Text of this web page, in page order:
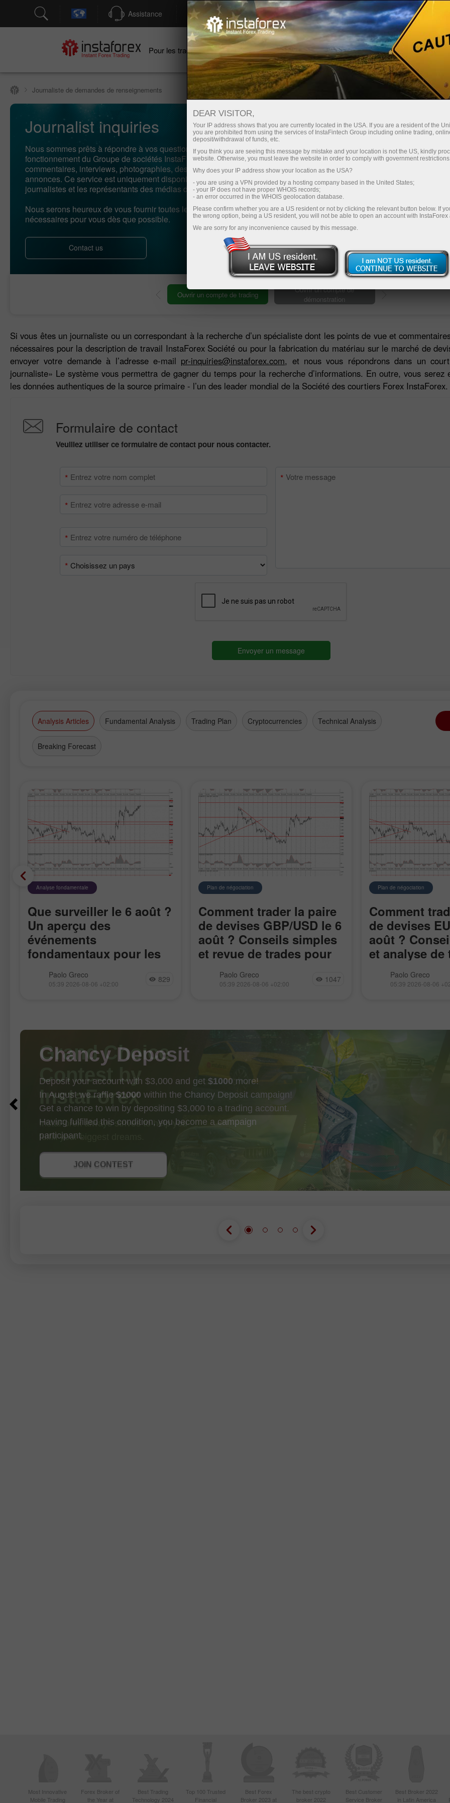
Assistance Ouverture rapide de compte Plateforme de trading
Pour les traders
Pour les traders
débutants
Pour les
investisseurs
Pour les
partenaires
Journaliste de demandes de renseignements
Journalist inquiries
Nous sommes prêts à répondre à vos questions concernant le
fonctionnement du Groupe de sociétés InstaFintech des: faits,
commentaires, interviews, photographies, des nouvelles et des
annonces. Ce service est uniquement disponible pour les
journalistes et les représentants des médias de masse.
Nous serons heureux de vous fournir toutes les informations
nécessaires pour vous dès que possible.
Contact us
Si vous êtes un journaliste ou un correspondant à la recherche d’un spécialiste dont les points de vue et
nécessaires pour la description de travail InstaForex Société ou pour la fabrication du matériau sur le marché de
envoyer votre demande à l’adresse e-mail pr-inquiries@instaforex.com, et nous vous répondrons dans un court
journaliste» Le système vous permettra de gagner du temps pour la recherche d’informations. En outre, vous serez
les données authentiques de la source primaire - l’un des leader mondial de la Société des courtiers Forex InstaForex.
Formulaire de contact
Veuillez utiliser ce formulaire de contact pour nous contacter.
Analysis Articles Fundamental Analysis Trading Plan Cryptocurrencies Technical Analysis
Breaking Forecast
Analyse fondamentale
Que surveiller le 6 août ?
Un aperçu des
événements
fondamentaux pour les
débutants
Relativement peu de publications
macroéconomiques sont prévues pour
inscriptions hebdomadaires
Paolo Greco
05:39 2026-08-06 +02:00 829
Plan de négociation
Comment trader la paire
de devises GBP/USD le 6
août ? Conseils simples
et revue de trades pour
débutants
La paire GBP/USD a également
poursuivi mercredi un mouvement
qu’une nouvelle fois, le conflit
Paolo Greco
05:39 2026-08-06 +02:00 1047
Plan de négociation
Comment
de devises
août ?
et analyse de
pour les
La paire de devises
poursuivi mercredi
Paolo Greco
05:39 2026-08-06
JOIN CONTEST
Chancy Deposit
Deposit your account with $3,000 and get $1000 more!
In August we raffle $1000 within the Chancy Deposit campaign!
Get a chance to win by depositing $3,000 to a trading account.
Having fulfilled this condition, you become a campaign
participant.
JOIN CONTEST
GET BONUS
Bonus de 30%
Bonus de Club InstaForex
Most Innovative
Mobile Trading
Forex Broker of
the Year at
Best Trading
Technology 2024
Top 100 Trusted
Financial
Best Forex
Broker 2023 at
The best crypto
broker 2022
Best Customer
Service Broker
Best Broker 2022
in Latin America
DEAR VISITOR,
Your IP address shows that you are currently located in the USA. If you are a resident of the
you are prohibited from using the services of InstaFintech Group including online trading,
deposit/withdrawal of funds, etc.
If you think you are seeing this message by mistake and your location is not the US, kindly
website. Otherwise, you must leave the website in order to comply with government
Why does your IP address show your location as the USA?
- you are using a VPN provided by a hosting company based in the United States;
- your IP does not have proper WHOIS records;
- an error occurred in the WHOIS geolocation database.
Please confirm whether you are a US resident or not by clicking the relevant button below. If
the wrong option, being a US resident, you will not be able to open an account with InstaForex
We are sorry for any inconvenience caused by this message.